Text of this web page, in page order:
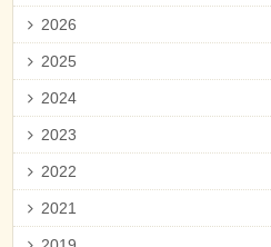
2026
2025
2024
2023
2022
2021